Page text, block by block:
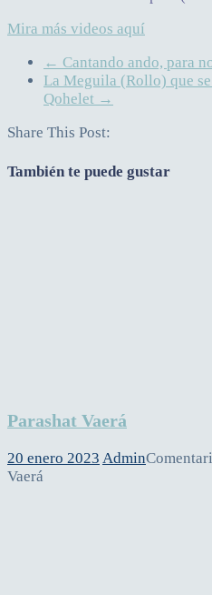
Mira más videos aquí
← Cantando ando, para
La Meguila (Rollo) que
Qohelet →
Share This Post:
También te puede gustar
Parashat Vaerá
20 enero 2023 Admin
Vaerá